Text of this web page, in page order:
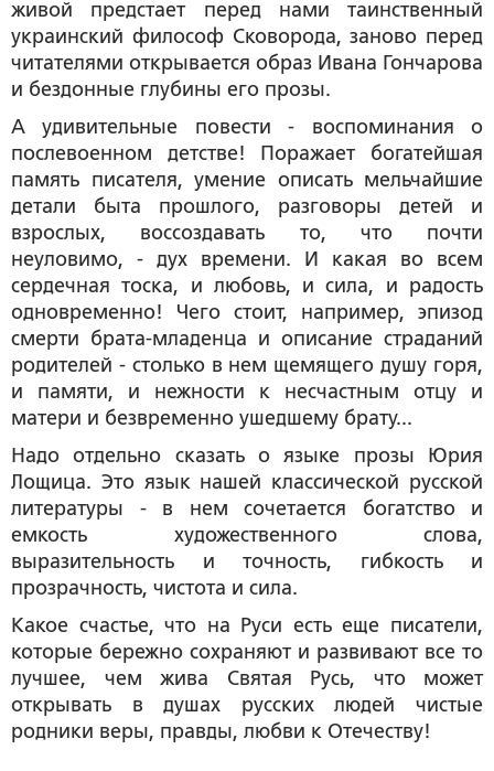
живой предстает перед нами таинственный
украинский философ Сковорода, заново перед
читателями открывается образ Ивана Гончарова
и бездонные глубины его прозы.
А удивительные повести - воспоминания о
послевоенном детстве! Поражает богатейшая
память писателя, умение описать мельчайшие
детали быта прошлого, разговоры детей и
взрослых, воссоздавать то, что почти
неуловимо, - дух времени. И какая во всем
сердечная тоска, и любовь, и сила, и радость
одновременно! Чего стоит, например, эпизод
смерти брата-младенца и описание страданий
родителей - столько в нем щемящего душу горя,
и памяти, и нежности к несчастным отцу и
матери и безвременно ушедшему брату...
Надо отдельно сказать о языке прозы Юрия
Лощица. Это язык нашей классической русской
литературы - в нем сочетается богатство и
емкость художественного слова,
выразительность и точность, гибкость и
прозрачность, чистота и сила.
Какое счастье, что на Руси есть еще писатели,
которые бережно сохраняют и развивают все то
лучшее, чем жива Святая Русь, что может
открывать в душах русских людей чистые
родники веры, правды, любви к Отечеству!